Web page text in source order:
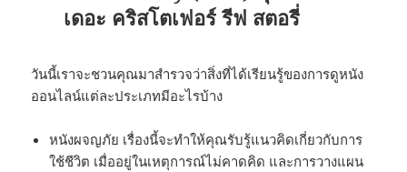
วันนี้เราจะชวนคุณมาสำรวจว่าสิ่งที่ได้เรียนรู้ของการดูหนัง
ออนไลน์แต่ละประเภทมีอะไรบ้าง
หนังผจญภัย เรื่องนี้จะทำให้คุณรับรู้แนวคิดเกี่ยวกับการ
ใช้ชีวิต เมื่ออยู่ในเหตุการณ์ไม่คาดคิด และการวางแผน